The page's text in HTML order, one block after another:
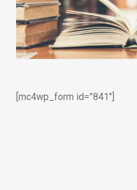
[mc4wp_form id=”841″]